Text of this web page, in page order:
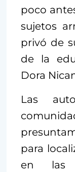
poco
sujetos
privó de
de la
Dora
Las
para
en las